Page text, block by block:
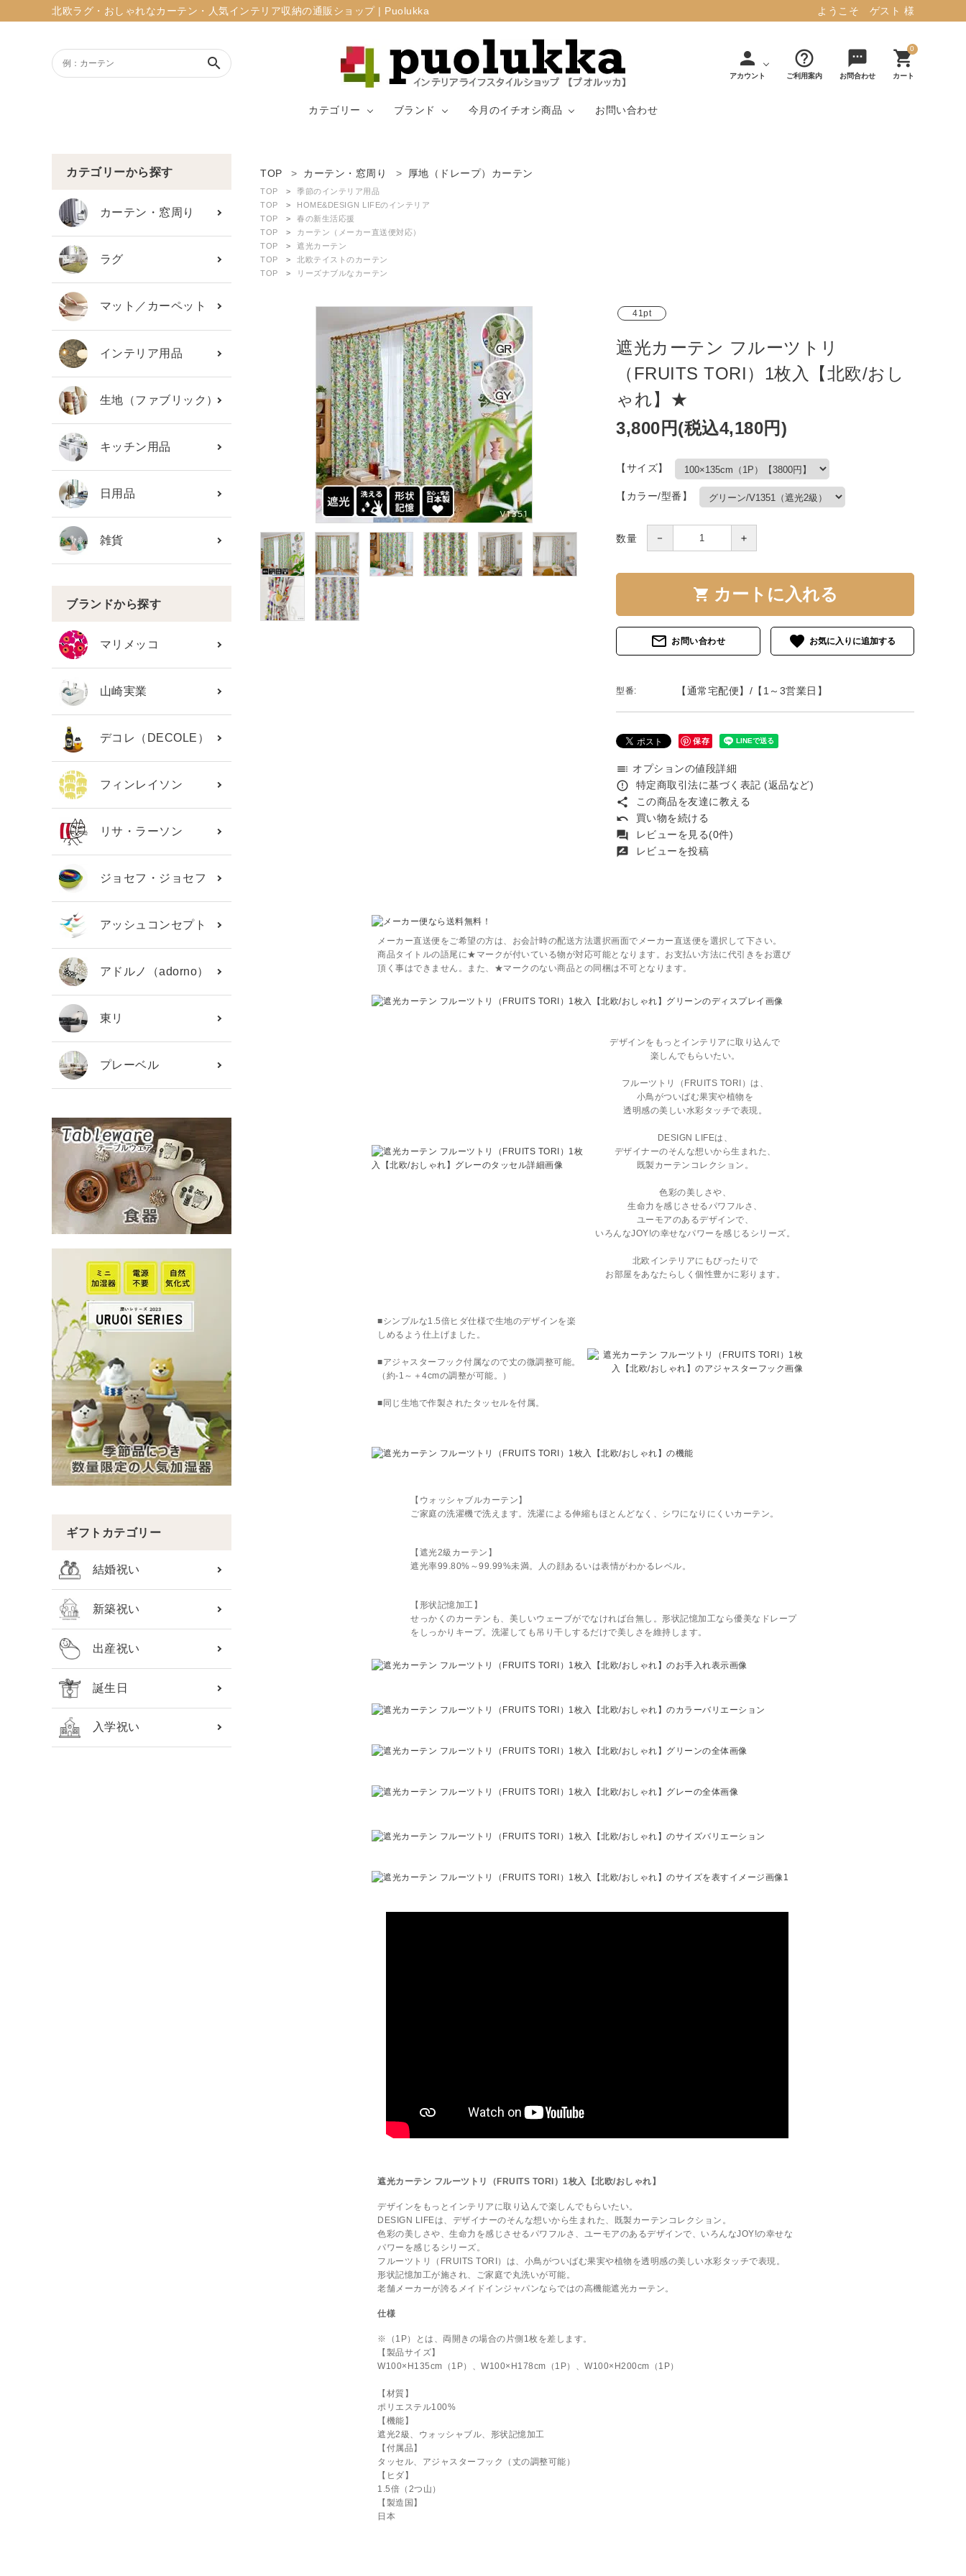
北欧ラグ・おしゃれなカーテン・人気インテリア収納の通販ショップ | Puolukka ようこそ ゲスト 様
search person
アカウント
help_outline
ご利用案内
sms
お問合わせ
0
shopping_cart
カート
カテゴリー
カーテン・窓周
り
ラグ
生地（ファブリ
ブランド
マリメッコ
今月のイチオシ商品 お問い合わせ
ようこそ ゲスト 様
ログイン person 新規会員登録
カテゴリーから探す
ブランド
ガイドライン
カテゴリーから探す
カーテン・窓周り
ラグ
マット／カーペット
インテリア用品
生地（ファブリック）
キッチン用品
日用品
雑貨
ブランドから探す
マリメッコ
山崎実業
デコレ（DECOLE）
フィンレイソン
リサ・ラーソン
ジョセフ・ジョセフ
アッシュコンセプト
アドルノ（adorno）
東リ
プレーベル
ギフトカテゴリー
結婚祝い
新築祝い
出産祝い
誕生日
入学祝い
TOP カーテン・窓周り 厚地（ドレープ）カーテン
TOP
季節のインテリア用品
TOP
HOME&DESIGN LIFEのインテリア
TOP
春の新生活応援
TOP
カーテン（メーカー直送便対応）
TOP
遮光カーテン
TOP
北欧テイストのカーテン
TOP
リーズナブルなカーテン
41pt
遮光カーテン フルーツトリ
（FRUITS TORI）1枚入【北欧/おし
ゃれ】★
3,800円(税込4,180円)
【サイズ】
【カラー/型番】
数量 － ＋
shopping_cart カートに入れる
mail_outline お問い合わせ favorite
型番: 【通常宅配便】/【1～3営業日】
保存
toc オプションの値段詳細
error_outline 特定商取引法に基づく表記 (返品など)
share この商品を友達に教える
undo 買い物を続ける
forum レビューを見る(0件)
rate_review レビューを投稿
メーカー直送便をご希望の方は、お会計時の配送方法選択画面でメーカー直送便を選択して下さい。
商品タイトルの語尾に★マークが付いている物が対応可能となります。お支払い方法に代引きをお選び
頂く事はできません。また、★マークのない商品との同梱は不可となります。
デザインをもっとインテリアに取り込んで
楽しんでもらいたい。
フルーツトリ（FRUITS TORI）は、
小鳥がついばむ果実や植物を
透明感の美しい水彩タッチで表現。
DESIGN LIFEは、
デザイナーのそんな想いから生まれた、
既製カーテンコレクション。
色彩の美しさや、
生命力を感じさせるパワフルさ、
ユーモアのあるデザインで、
いろんなJOY!の幸せなパワーを感じるシリーズ。
北欧インテリアにもぴったりで
お部屋をあなたらしく個性豊かに彩ります。
■シンプルな1.5倍ヒダ仕様で生地のデザインを楽
しめるよう仕上げました。
■アジャスターフック付属なので丈の微調整可能。
（約-1～＋4cmの調整が可能。）
■同じ生地で作製されたタッセルを付属。
【ウォッシャブルカーテン】
ご家庭の洗濯機で洗えます。洗濯による伸縮もほとんどなく、シワになりにくいカーテン。
【遮光2級カーテン】
遮光率99.80%～99.99%未満。人の顔あるいは表情がわかるレベル。
【形状記憶加工】
せっかくのカーテンも、美しいウェーブがでなければ台無し。形状記憶加工なら優美なドレープ
をしっかりキープ。洗濯しても吊り干しするだけで美しさを維持します。
遮光カーテン フルーツトリ（FRUITS TORI）1枚入【北欧/おしゃれ】
デザインをもっとインテリアに取り込んで楽しんでもらいたい。
DESIGN LIFEは、デザイナーのそんな想いから生まれた、既製カーテンコレクション。
色彩の美しさや、生命力を感じさせるパワフルさ、ユーモアのあるデザインで、いろんなJOY!の幸せな
パワーを感じるシリーズ。
フルーツトリ（FRUITS TORI）は、小鳥がついばむ果実や植物を透明感の美しい水彩タッチで表現。
形状記憶加工が施され、ご家庭で丸洗いが可能。
老舗メーカーが誇るメイドインジャパンならではの高機能遮光カーテン。
仕様
※（1P）とは、両開きの場合の片側1枚を差します。
【製品サイズ】
W100×H135cm（1P）、W100×H178cm（1P）、W100×H200cm（1P）
【材質】
ポリエステル100%
【機能】
遮光2級、ウォッシャブル、形状記憶加工
【付属品】
タッセル、アジャスターフック（丈の調整可能）
【ヒダ】
1.5倍（2つ山）
【製造国】
日本